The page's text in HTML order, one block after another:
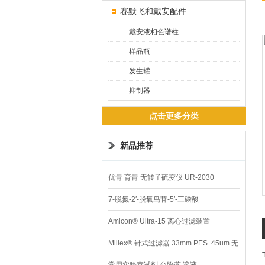
赛默飞和戴安配件
戴安液相色谱柱
样品瓶
发生罐
抑制器
点击更多分类
新品推荐
优肯 育肯 无转子硫变仪 UR-2030
7-脱氮-2′-脱氧鸟苷-5′-三磷酸
Amicon® Ultra-15 离心过滤装置
Millex® 针式过滤器 33mm PES .45um 无